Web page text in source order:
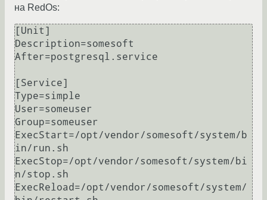
на RedOs:
[Unit]
Description=somesoft
After=postgresql.service
[Service]
Type=simple
User=someuser
Group=someuser
ExecStart=/opt/vendor/somesoft/system/b
in/run.sh
ExecStop=/opt/vendor/somesoft/system/bi
n/stop.sh
ExecReload=/opt/vendor/somesoft/system/